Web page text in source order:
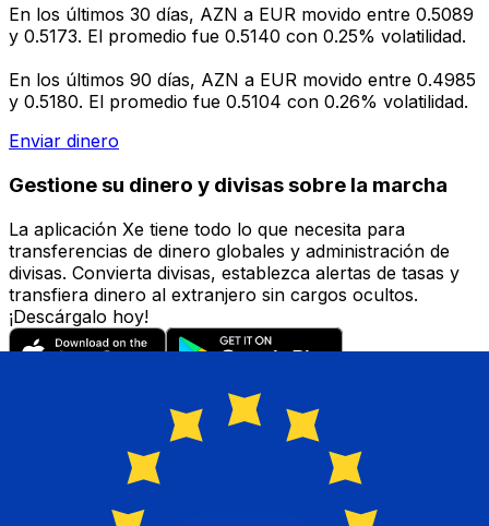
En los últimos 30 días, AZN a EUR movido entre 0.5089
y 0.5173. El promedio fue 0.5140 con 0.25% volatilidad.
En los últimos 90 días, AZN a EUR movido entre 0.4985
y 0.5180. El promedio fue 0.5104 con 0.26% volatilidad.
Enviar dinero
Gestione su dinero y divisas sobre la marcha
La aplicación Xe tiene todo lo que necesita para
transferencias de dinero globales y administración de
divisas. Convierta divisas, establezca alertas de tasas y
transfiera dinero al extranjero sin cargos ocultos.
¡Descárgalo hoy!